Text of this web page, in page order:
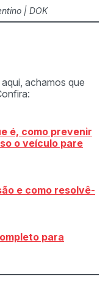
| DOK
achamos que
é, como prevenir
o veículo pare
e como resolvê-
para